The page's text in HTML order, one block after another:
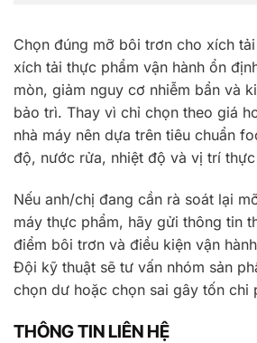
Chọn đúng mỡ bôi trơn cho xích
xích tải thực phẩm vận hành ổn
mòn, giảm nguy cơ nhiễm bẩn và
bảo trì. Thay vì chỉ chọn theo giá
nhà máy nên dựa trên tiêu chuẩn
độ, nước rửa, nhiệt độ và vị trí
Nếu anh/chị đang cần rà soát lại
máy thực phẩm, hãy gửi thông tin
điểm bôi trơn và điều kiện vận
Đội kỹ thuật sẽ tư vấn nhóm sản
chọn dư hoặc chọn sai gây tốn chi
THÔNG TIN LIÊN HỆ